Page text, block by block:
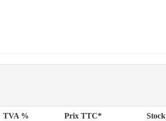
TVA % Prix TTC* Stock